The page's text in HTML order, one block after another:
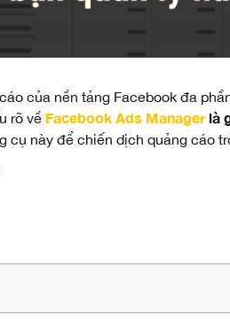
của nền tảng Facebook đa
rõ về Facebook Ads Managerlà
cụ này để chiến dịch quảng cáo